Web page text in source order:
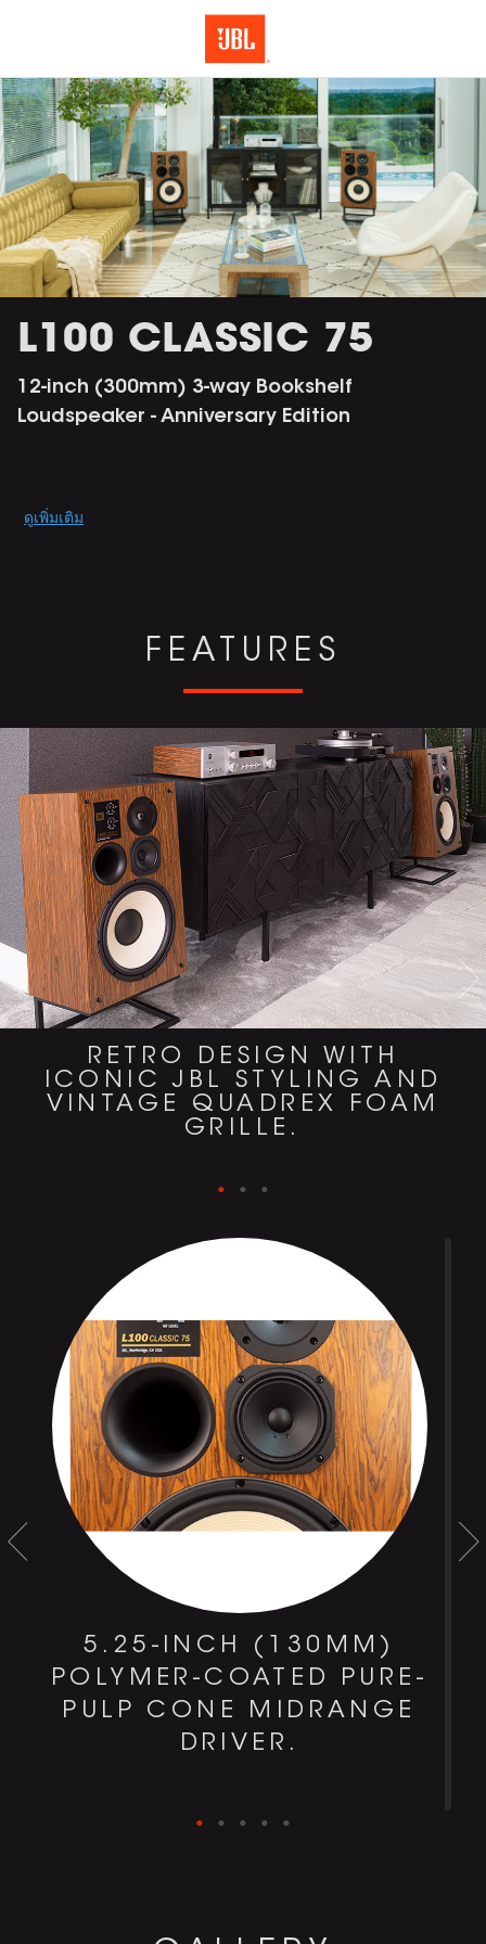
L100 CLASSIC 75
12-inch (300mm) 3-way Bookshelf
Loudspeaker - Anniversary Edition
Promotions
ดูเพิ่มเติม
FEATURES
RETRO DESIGN WITH
ICONIC JBL STYLING AND
VINTAGE QUADREX FOAM
GRILLE.
5.25-INCH (130MM)
POLYMER-COATED PURE-
PULP CONE MIDRANGE
DRIVER.